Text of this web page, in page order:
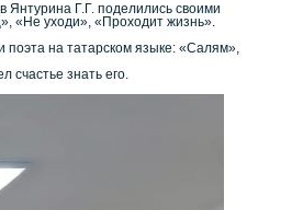
Янтурина Г.Г. поделились своими
«Не уходи», «Проходит жизнь».
на татарском языке: «Салям»,
счастье знать его.